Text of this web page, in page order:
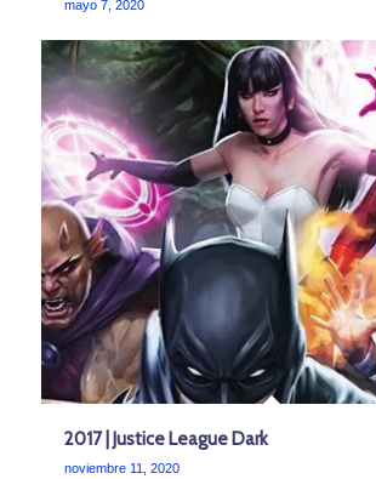
mayo 7, 2020
2017 | Justice League Dark
noviembre 11, 2020